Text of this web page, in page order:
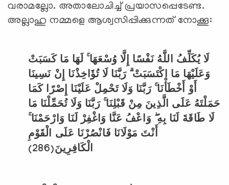
വരാമല്ലോ. അതാലോചിച്ച് പ്രയാസപ്പെടേണ്ട.
അല്ലാഹു നമ്മളെ ആശ്വസിപ്പിക്കുന്നത് നോക്കൂ:
لَا يُكَلِّفُ اللَّهُ نَفْسًا إِلَّا وُسْعَهَا ۚ لَهَا مَا كَسَبَتْ
وَعَلَيْهَا مَا اكْتَسَبَتْ ۗ رَبَّنَا لَا تُؤَاخِذْنَا إِنْ نَسِينَا
أَوْ أَخْطَأْنَا ۚ رَبَّنَا وَلَا تَحْمِلْ عَلَيْنَا إِصْرًا كَمَا
حَمَلْتَهُ عَلَى الَّذِينَ مِنْ قَبْلِنَا ۚ رَبَّنَا وَلَا تُحَمِّلْنَا مَا
لَا طَاقَةَ لَنَا بِهِ ۖ وَاعْفُ عَنَّا وَاغْفِرْ لَنَا وَارْحَمْنَا ۚ
أَنْتَ مَوْلَانَا فَانْصُرْنَا عَلَى الْقَوْمِ
الْكَافِرِينَ(286)